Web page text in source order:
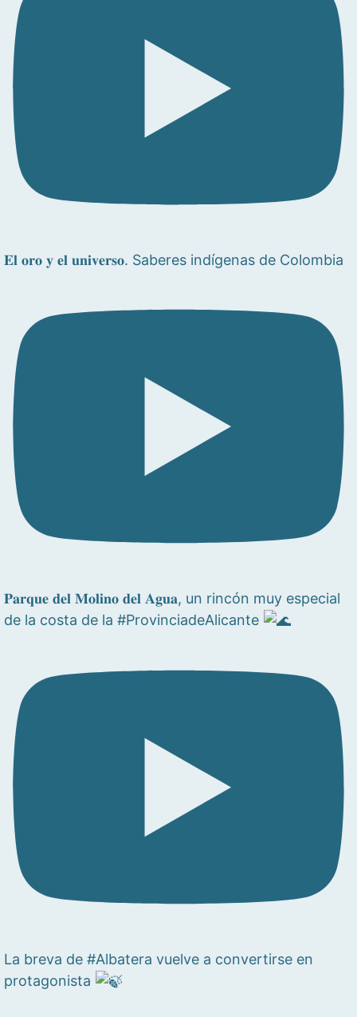
𝐄𝐥 𝐨𝐫𝐨 𝐲 𝐞𝐥 𝐮𝐧𝐢𝐯𝐞𝐫𝐬𝐨. Saberes indígenas de Colombia
𝐏𝐚𝐫𝐪𝐮𝐞 𝐝𝐞𝐥 𝐌𝐨𝐥𝐢𝐧𝐨 𝐝𝐞𝐥 𝐀𝐠𝐮𝐚, un rincón muy especial
de la costa de la #ProvinciadeAlicante
La breva de #Albatera vuelve a convertirse en
protagonista